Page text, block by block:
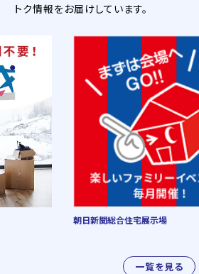
トク情報をお届けしています。
一覧を見る
朝日新聞総合住宅展示場